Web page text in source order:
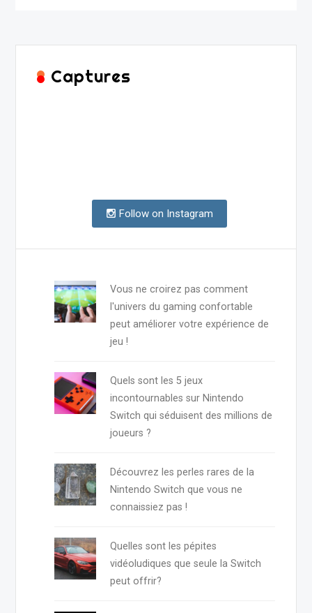
Captures
Follow on Instagram
Vous ne croirez pas comment
l'univers du gaming confortable
peut améliorer votre expérience de
jeu !
Quels sont les 5 jeux
incontournables sur Nintendo
Switch qui séduisent des millions de
joueurs ?
Découvrez les perles rares de la
Nintendo Switch que vous ne
connaissiez pas !
Quelles sont les pépites
vidéoludiques que seule la Switch
peut offrir?